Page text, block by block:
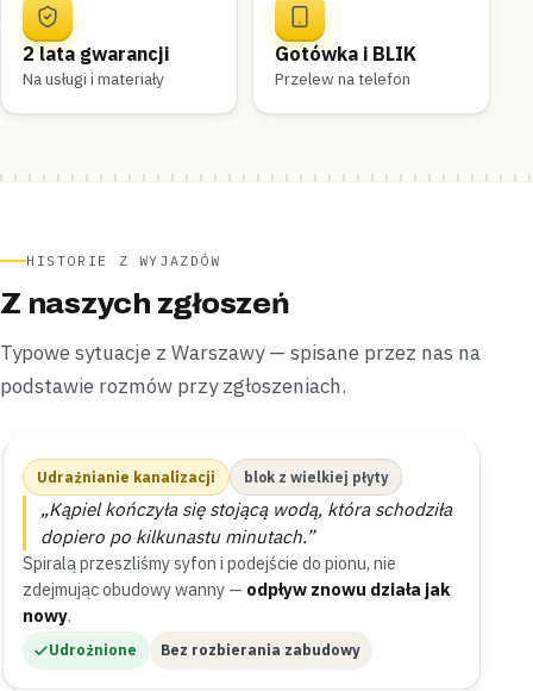
2 lata gwarancji
Na usługi i materiały
Gotówka i BLIK
Przelew na telefon
HISTORIE Z WYJAZDÓW
Z naszych zgłoszeń
Typowe sytuacje z Warszawy — spisane przez nas na
podstawie rozmów przy zgłoszeniach.
Udrażnianie kanalizacji blok z wielkiej płyty
„Kąpiel kończyła się stojącą wodą, która schodziła
dopiero po kilkunastu minutach.”
Spiralą przeszliśmy syfon i podejście do pionu, nie
zdejmując obudowy wanny — odpływ znowu działa jak
nowy.
Udrożnione Bez rozbierania zabudowy